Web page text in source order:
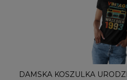
DAMSKA KOSZULKA